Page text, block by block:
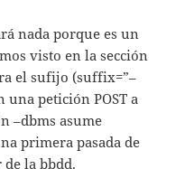
nada porque es un
visto en la sección
el sufijo (suffix=”–
una petición POST a
–dbms asume
primera pasada de
la bbdd.